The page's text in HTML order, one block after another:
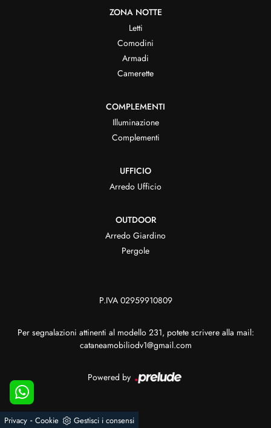
ZONA NOTTE
Letti
Comodini
Armadi
Camerette
COMPLEMENTI
Illuminazione
Complementi
UFFICIO
Arredo Ufficio
OUTDOOR
Arredo Giardino
Pergole
P.IVA 02959910809
Per segnalazioni attinenti al modello 231, potete scrivere alla mail:
cataneamobiliodv1@gmail.com
Powered by
Privacy - Cookie Gestisci i consensi